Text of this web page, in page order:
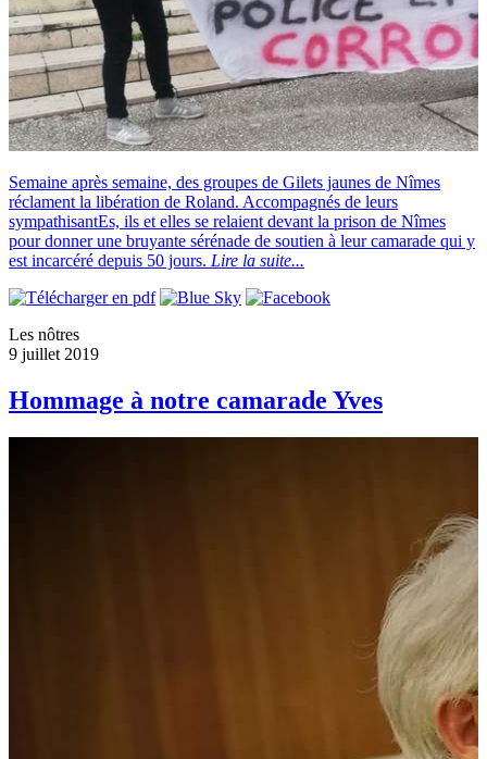
Semaine après semaine, des groupes de Gilets jaunes de Nîmes
réclament la libération de Roland. Accompagnés de leurs
sympathisantEs, ils et elles se relaient devant la prison de Nîmes
pour donner une bruyante sérénade de soutien à leur camarade qui y
est incarcéré depuis 50 jours. Lire la suite...
Les nôtres
9 juillet 2019
Hommage à notre camarade Yves